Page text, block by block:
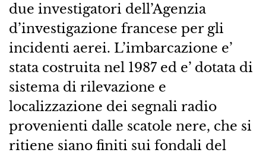
due investigatori dell’Agenzia
d’investigazione francese per gli
incidenti aerei. L’imbarcazione e’
stata costruita nel 1987 ed e’ dotata di
sistema di rilevazione e
localizzazione dei segnali radio
provenienti dalle scatole nere, che si
ritiene siano finiti sui fondali del